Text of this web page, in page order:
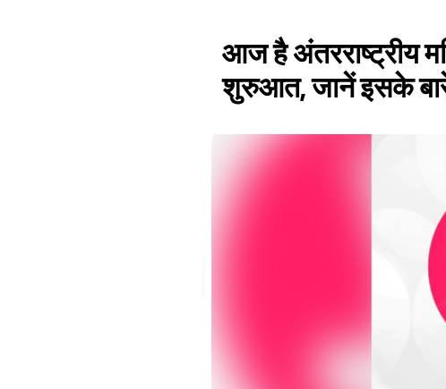
आज है अंतरराष्ट्रीय
शुरुआत, जानें इसके